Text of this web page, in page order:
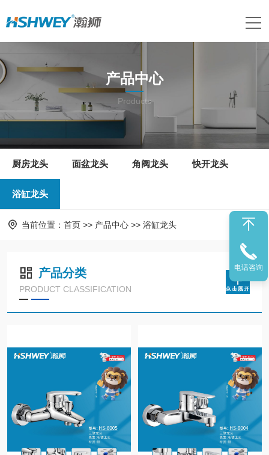
产品中心
Products
厨房龙头 面盆龙头 角阀龙头 快开龙头
浴缸龙头
当前位置： 首页 >> 产品中心 >> 浴缸龙头
产品分类
PRODUCT CLASSIFICATION
电话咨询